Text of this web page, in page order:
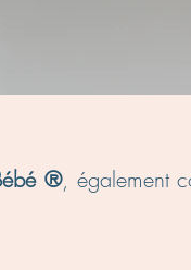
®, également